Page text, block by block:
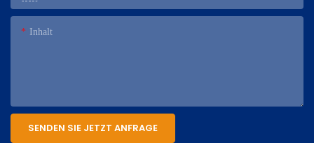
Inhalt
SENDEN SIE JETZT ANFRAGE